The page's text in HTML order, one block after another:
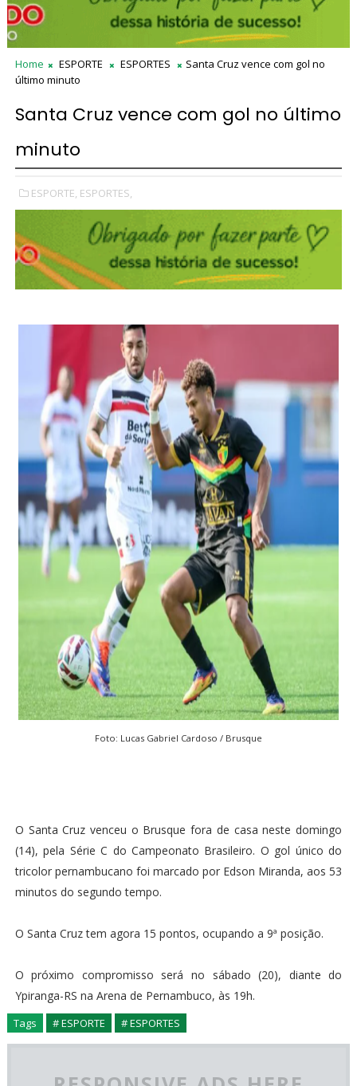
Home ESPORTE ESPORTES
Santa Cruz vence com gol no
último minuto
Santa Cruz vence com gol no último
minuto
ESPORTE, ESPORTES,
Foto: Lucas Gabriel Cardoso / Brusque
O Santa Cruz venceu o Brusque fora de casa neste domingo
(14), pela Série C do Campeonato Brasileiro. O gol único do
tricolor pernambucano foi marcado por Edson Miranda, aos 53
minutos do segundo tempo.
O Santa Cruz tem agora 15 pontos, ocupando a 9ª posição.
O próximo compromisso será no sábado (20), diante do
Ypiranga-RS na Arena de Pernambuco, às 19h.
Tags # ESPORTE # ESPORTES